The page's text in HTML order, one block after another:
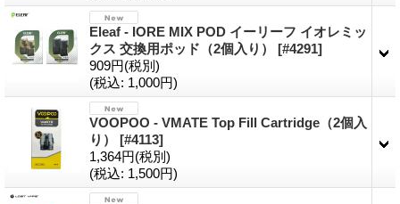
Eleaf - IORE MIX POD イーリーフ イオレミッ
クス 交換用ポッド（2個入り） [#4291]
909円(税別)
(税込: 1,000円)
VOOPOO - VMATE Top Fill Cartridge（2個入
り） [#4113]
1,364円(税別)
(税込: 1,500円)